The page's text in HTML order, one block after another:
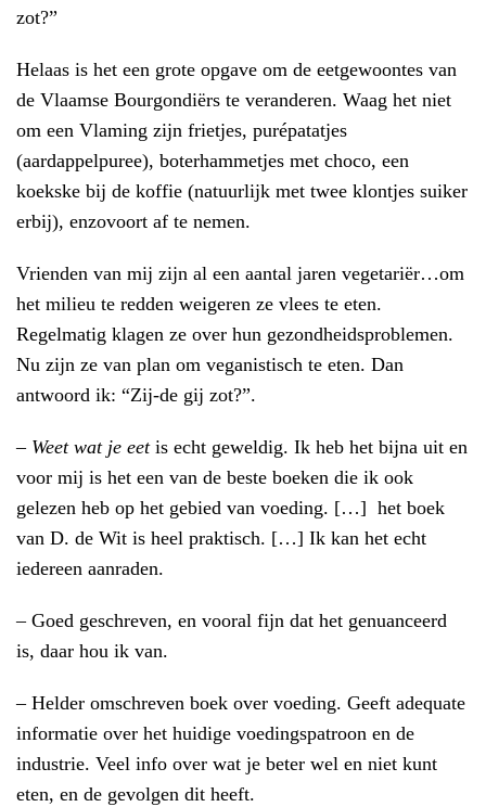
zot?”
Helaas is het een grote opgave om de eetgewoontes van
de Vlaamse Bourgondiërs te veranderen. Waag het niet
om een Vlaming zijn frietjes, purépatatjes
(aardappelpuree), boterhammetjes met choco, een
koekske bij de koffie (natuurlijk met twee klontjes suiker
erbij), enzovoort af te nemen.
Vrienden van mij zijn al een aantal jaren vegetariër…om
het milieu te redden weigeren ze vlees te eten.
Regelmatig klagen ze over hun gezondheidsproblemen.
Nu zijn ze van plan om veganistisch te eten. Dan
antwoord ik: “Zij-de gij zot?”.
– Weet wat je eetis echt geweldig. Ik heb het bijna uit en
voor mij is het een van de beste boeken die ik ook
gelezen heb op het gebied van voeding. […] het boek
van D. de Wit is heel praktisch. […] Ik kan het echt
iedereen aanraden.
– Goed geschreven, en vooral fijn dat het genuanceerd
is, daar hou ik van.
– Helder omschreven boek over voeding. Geeft adequate
informatie over het huidige voedingspatroon en de
industrie. Veel info over wat je beter wel en niet kunt
eten, en de gevolgen dit heeft.